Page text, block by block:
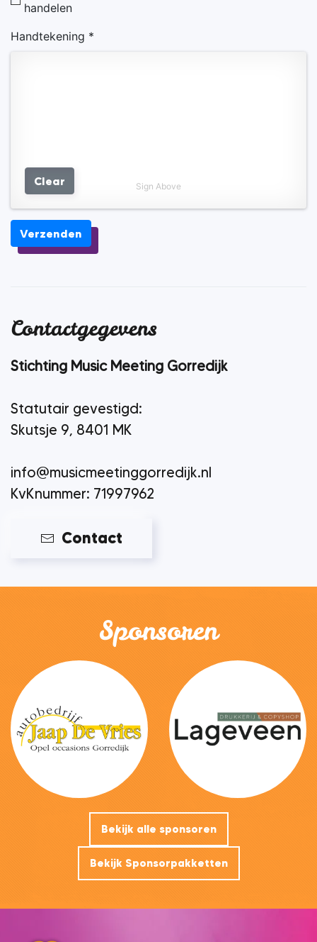
handelen
Handtekening *
Sign Above
Clear
Verzenden
Contactgegevens
Stichting Music Meeting Gorredijk
Statutair gevestigd:
Skutsje 9, 8401 MK
info@musicmeetinggorredijk.nl
KvKnummer: 71997962
Contact
Sponsoren
Bekijk alle sponsoren
Bekijk Sponsorpakketten